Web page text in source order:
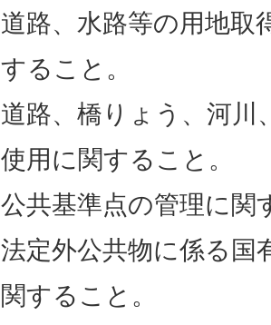
道路、水路等の用地取
すること。
道路、橋りょう、河川
使用に関すること。
公共基準点の管理に関
法定外公共物に係る国
関すること。